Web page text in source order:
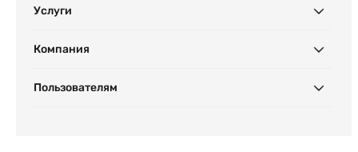
Услуги
Компания
Пользователям